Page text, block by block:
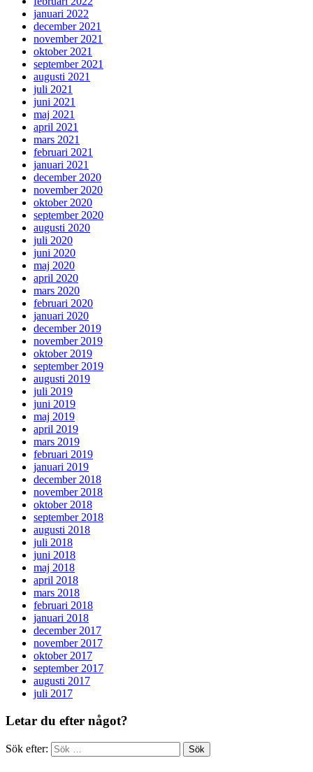
januari 2022
december 2021
november 2021
oktober 2021
september 2021
augusti 2021
juli 2021
juni 2021
maj 2021
april 2021
mars 2021
februari 2021
januari 2021
december 2020
november 2020
oktober 2020
september 2020
augusti 2020
juli 2020
juni 2020
maj 2020
april 2020
mars 2020
februari 2020
januari 2020
december 2019
november 2019
oktober 2019
september 2019
augusti 2019
juli 2019
juni 2019
maj 2019
april 2019
mars 2019
februari 2019
januari 2019
december 2018
november 2018
oktober 2018
september 2018
augusti 2018
juli 2018
juni 2018
maj 2018
april 2018
mars 2018
februari 2018
januari 2018
december 2017
november 2017
oktober 2017
september 2017
augusti 2017
juli 2017
Letar du efter något?
Sök efter: